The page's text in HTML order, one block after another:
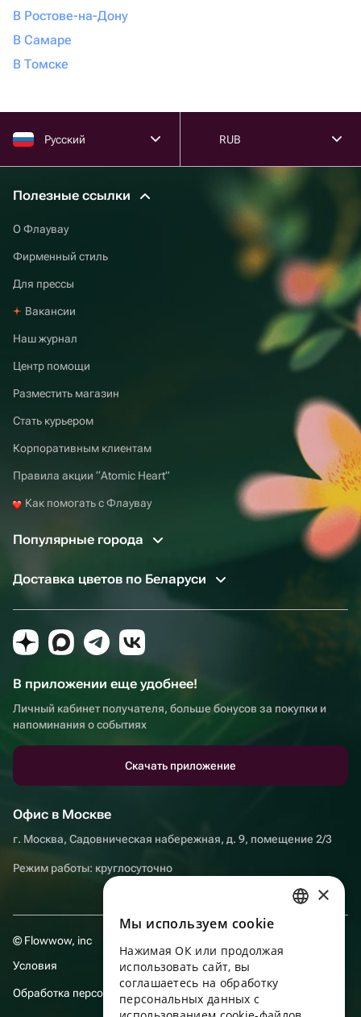
В Ростове-на-Дону
В Самаре
В Томске
Русский RUB
Полезные ссылки
О Флаувау
Фирменный стиль
Для прессы
Вакансии
Наш журнал
Центр помощи
Разместить магазин
Стать курьером
Корпоративным клиентам
Правила акции “Atomic Heart”
Как помогать с Флаувау
Популярные города
Доставка цветов по Беларуси
В приложении еще удобнее!
Личный кабинет получателя, больше бонусов за покупки и
напоминания о событиях
Скачать приложение
Офис в Москве
г. Москва, Садовническая набережная, д. 9, помещение 2/3
Режим работы: круглосуточно
© Flowwow, inc
Условия
Обработка персональных данных
ENGLISH
UKRAINIAN
PORTUGUESE
×
Мы используем сookie
Нажимая ОК или продолжая
использовать сайт, вы
соглашаетесь на обработку
персональных данных с